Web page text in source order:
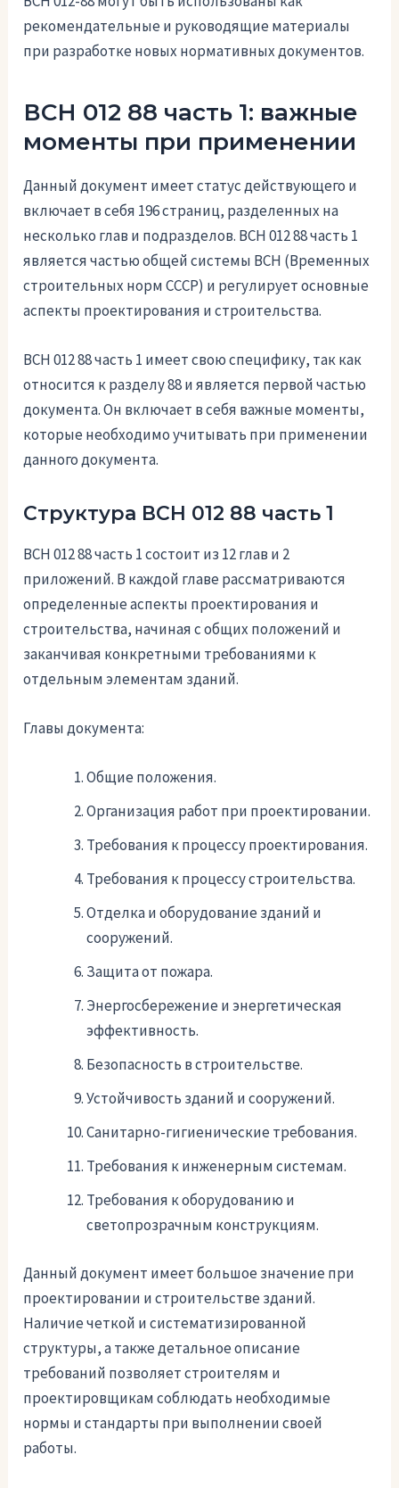
рекомендательные и руководящие материалы
при разработке новых нормативных документов.
ВСН 012 88 часть 1: важные
моменты при применении
Данный документ имеет статус действующего и
включает в себя 196 страниц, разделенных на
несколько глав и подразделов. ВСН 012 88 часть 1
является частью общей системы ВСН (Временных
строительных норм СССР) и регулирует основные
аспекты проектирования и строительства.
ВСН 012 88 часть 1 имеет свою специфику, так как
относится к разделу 88 и является первой частью
документа. Он включает в себя важные моменты,
которые необходимо учитывать при применении
данного документа.
Структура ВСН 012 88 часть 1
ВСН 012 88 часть 1 состоит из 12 глав и 2
приложений. В каждой главе рассматриваются
определенные аспекты проектирования и
строительства, начиная с общих положений и
заканчивая конкретными требованиями к
отдельным элементам зданий.
Главы документа:
Общие положения.
Организация работ при проектировании.
Требования к процессу проектирования.
Требования к процессу строительства.
Отделка и оборудование зданий и
сооружений.
Защита от пожара.
Энергосбережение и энергетическая
эффективность.
Безопасность в строительстве.
Устойчивость зданий и сооружений.
Санитарно-гигиенические требования.
Требования к инженерным системам.
Требования к оборудованию и
светопрозрачным конструкциям.
Данный документ имеет большое значение при
проектировании и строительстве зданий.
Наличие четкой и систематизированной
структуры, а также детальное описание
требований позволяет строителям и
проектировщикам соблюдать необходимые
нормы и стандарты при выполнении своей
работы.